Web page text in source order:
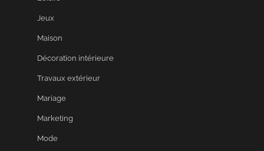
Jeux
Maison
Décoration intérieure
Travaux extérieur
Mariage
Marketing
Mode